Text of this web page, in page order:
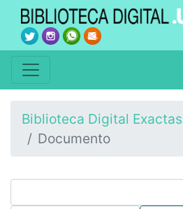
Biblioteca Digital Exactas
Documento